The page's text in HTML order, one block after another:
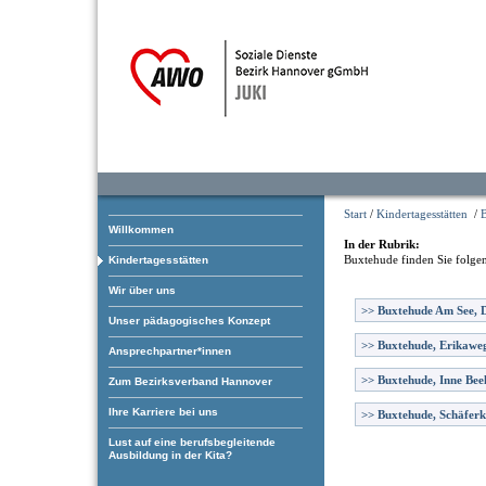
Willkommen
Kindertagesstätten
Wir über uns
Unser pädagogisches Konzept
Ansprechpartner*innen
Zum Bezirksverband Hannover
Ihre Karriere bei uns
Lust auf eine berufsbegleitende
Ausbildung in der Kita?
Start / Kindertagesstätten /
In der Rubrik:
Buxtehude finden Sie
>> Buxtehude Am
>> Buxtehude,
>> Buxtehude, Inne
>> Buxtehude,